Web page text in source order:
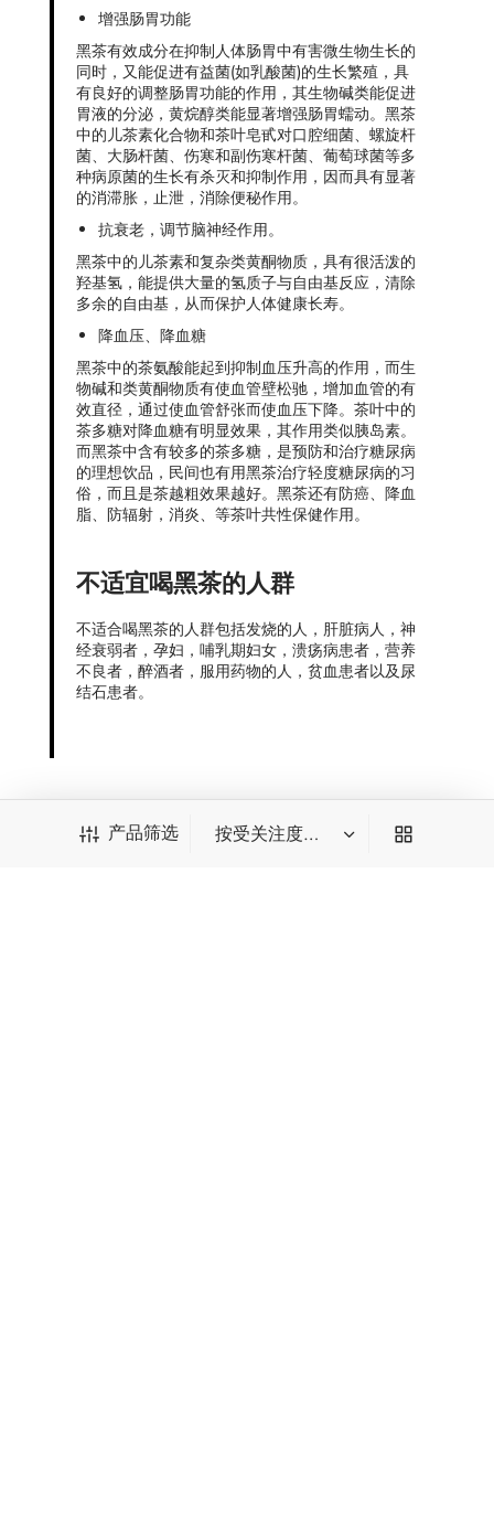
产品筛选
增强肠胃功能
黑茶有效成分在抑制人体肠胃中有害微生物生长的
同时，又能促进有益菌(如乳酸菌)的生长繁殖，具
有良好的调整肠胃功能的作用，其生物碱类能促进
胃液的分泌，黄烷醇类能显著增强肠胃蠕动。黑茶
中的儿茶素化合物和茶叶皂甙对口腔细菌、螺旋杆
菌、大肠杆菌、伤寒和副伤寒杆菌、葡萄球菌等多
种病原菌的生长有杀灭和抑制作用，因而具有显著
的消滞胀，止泄，消除便秘作用。
抗衰老，调节脑神经作用。
黑茶中的儿茶素和复杂类黄酮物质，具有很活泼的
羟基氢，能提供大量的氢质子与自由基反应，清除
多余的自由基，从而保护人体健康长寿。
降血压、降血糖
黑茶中的茶氨酸能起到抑制血压升高的作用，而生
物碱和类黄酮物质有使血管壁松驰，增加血管的有
效直径，通过使血管舒张而使血压下降。茶叶中的
茶多糖对降血糖有明显效果，其作用类似胰岛素。
而黑茶中含有较多的茶多糖，是预防和治疗糖尿病
的理想饮品，民间也有用黑茶治疗轻度糖尿病的习
俗，而且是茶越粗效果越好。黑茶还有防癌、降血
脂、防辐射，消炎、等茶叶共性保健作用。
不适宜喝黑茶的人群
不适合喝黑茶的人群包括发烧的人，肝脏病人，神
经衰弱者，孕妇，哺乳期妇女，溃疡病患者，营养
不良者，醉酒者，服用药物的人，贫血患者以及尿
结石患者。